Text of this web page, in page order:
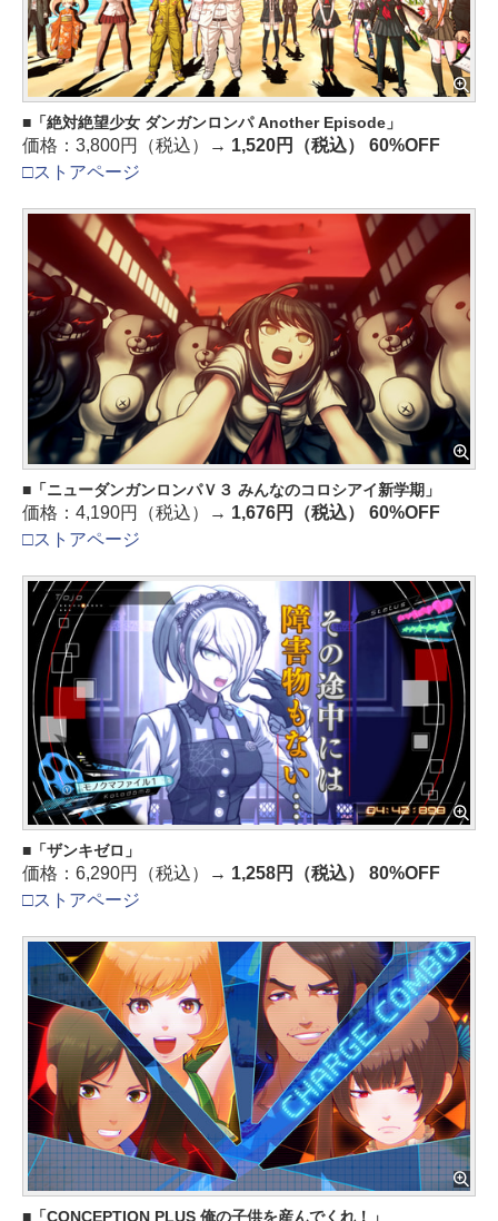
「絶対絶望少女 ダンガンロンパ Another Episode」
価格：3,800円（税込）→ 1,520円（税込） 60%OFF
□ストアページ
「ニューダンガンロンパＶ３ みんなのコロシアイ新学期」
価格：4,190円（税込）→ 1,676円（税込） 60%OFF
□ストアページ
「ザンキゼロ」
価格：6,290円（税込）→ 1,258円（税込） 80%OFF
□ストアページ
「CONCEPTION PLUS 俺の子供を産んでくれ！」